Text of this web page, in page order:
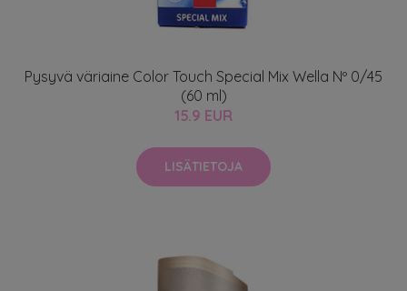
Pysyvä väriaine Color Touch Special Mix Wella Nº 0/45
(60 ml)
15.9 EUR
LISÄTIETOJA